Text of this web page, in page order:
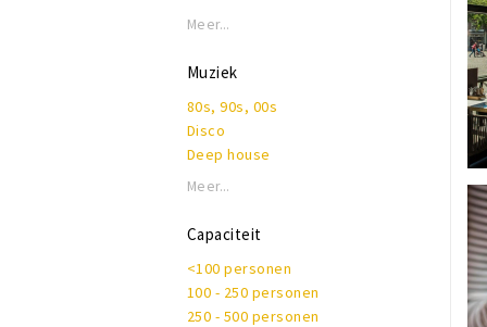
Meer...
Muziek
80s, 90s, 00s
Disco
Deep house
House, electro, techno
Live muziek
Pop & top 40
Rnb, hiphop, rap
Nederlandstalig
Meer...
Capaciteit
<100 personen
100 - 250 personen
250 - 500 personen